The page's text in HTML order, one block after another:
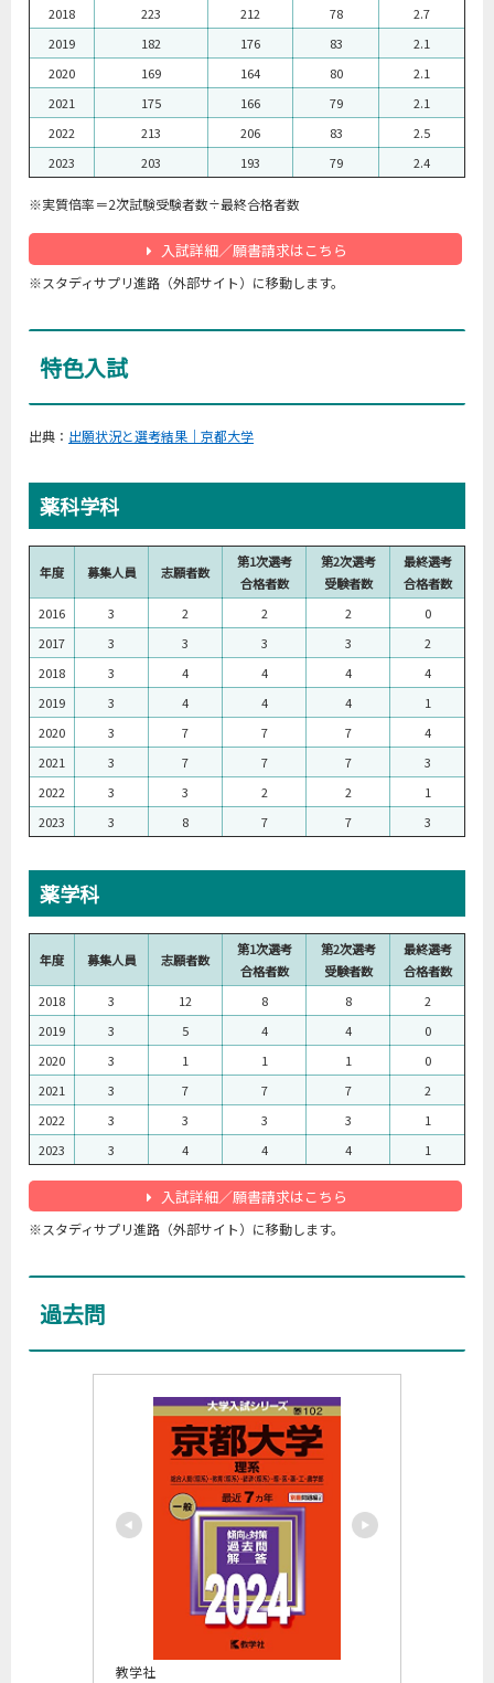
2018 223 212 78
2.7
2019
182 176 83
2.1
2020
169 164 80
2.1
2021
175 166 79
2.1
2022
213 206 83
2.5
2023
203 193 79 2.4
※実質倍率＝2次試験受験者数÷最終合格者数
入試詳細／願書請求はこちら
※スタディサプリ進路（外部サイト）に移動します。
特色入試
出典： 出願状況と選考結果｜京都大学
薬科学科
年度 募集人員 志願者数
第1次選考
合格者数
第2次選考
受験者数
最終選考
合格者数
2016
3 2 2 2
0
2017
3 3 3 3
2
2018
3 4 4 4
4
2019
3 4 4 4
1
2020
3 7 7 7
4
2021
3 7 7 7
3
2022
3 3 2 2
1
2023
3 8 7 7 3
薬学科
年度 募集人員 志願者数
第1次選考
合格者数
第2次選考
受験者数
最終選考
合格者数
2018
3 12 8 8
2
2019
3 5 4 4
0
2020
3 1 1 1
0
2021
3 7 7 7
2
2022
3 3 3 3
1
2023
3 4 4 4 1
入試詳細／願書請求はこちら
※スタディサプリ進路（外部サイト）に移動します。
過去問
教学社